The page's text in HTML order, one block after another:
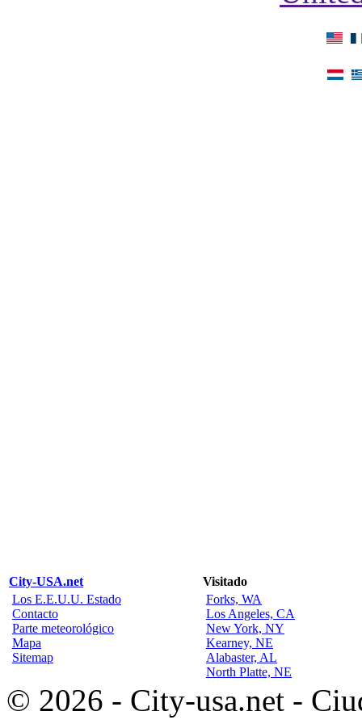
City-USA.net
Visitado
Los E.E.U.U. Estado
Contacto
Parte meteorológico
Mapa
Sitemap
Forks, WA
Los Angeles, CA
New York, NY
Kearney, NE
Alabaster, AL
North Platte, NE
© 2026 - City-usa.net -